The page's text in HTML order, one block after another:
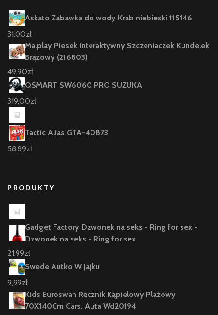
Askato Zabawka do wody Krab niebieski 115146
31,00zł
Malplay Piesek Interaktywny Szczeniaczek Kundelek
Brązowy (216803)
49,90zł
QSMART SW6060 PRO SUZUKA
319,00zł
Tactic Alias GTA-40873
58,89zł
PRODUKTY
Gadget Factory Dzwonek na seks - Ring for sex -
Dzwonek na seks - Ring for sex
21,99zł
Swede Autko W Jajku
9,99zł
Kids Euroswan Ręcznik Kąpielowy Plażowy
70X140Cm Cars. Auta Wd20194